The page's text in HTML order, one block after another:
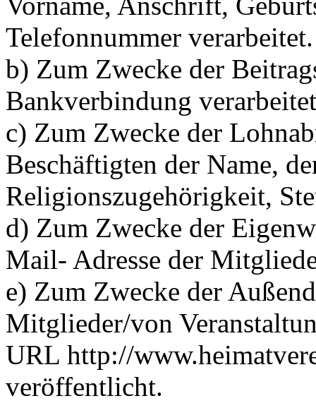
Telefonnummer verarbeitet.
b) Zum Zwecke der
Bankverbindung
c) Zum Zwecke der
Beschäftigten der Name,
Religionszugehörigkeit,
d) Zum Zwecke der
Mail- Adresse der
e) Zum Zwecke der
Mitglieder/von
URL http://
veröffentlicht.